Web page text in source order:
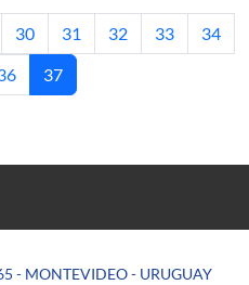
Página
30 Página
31 Página
32 Página
33
34
Página actual
37
- MONTEVIDEO - URUGUAY